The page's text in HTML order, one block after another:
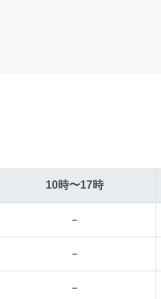
10時〜17時
－
－
－